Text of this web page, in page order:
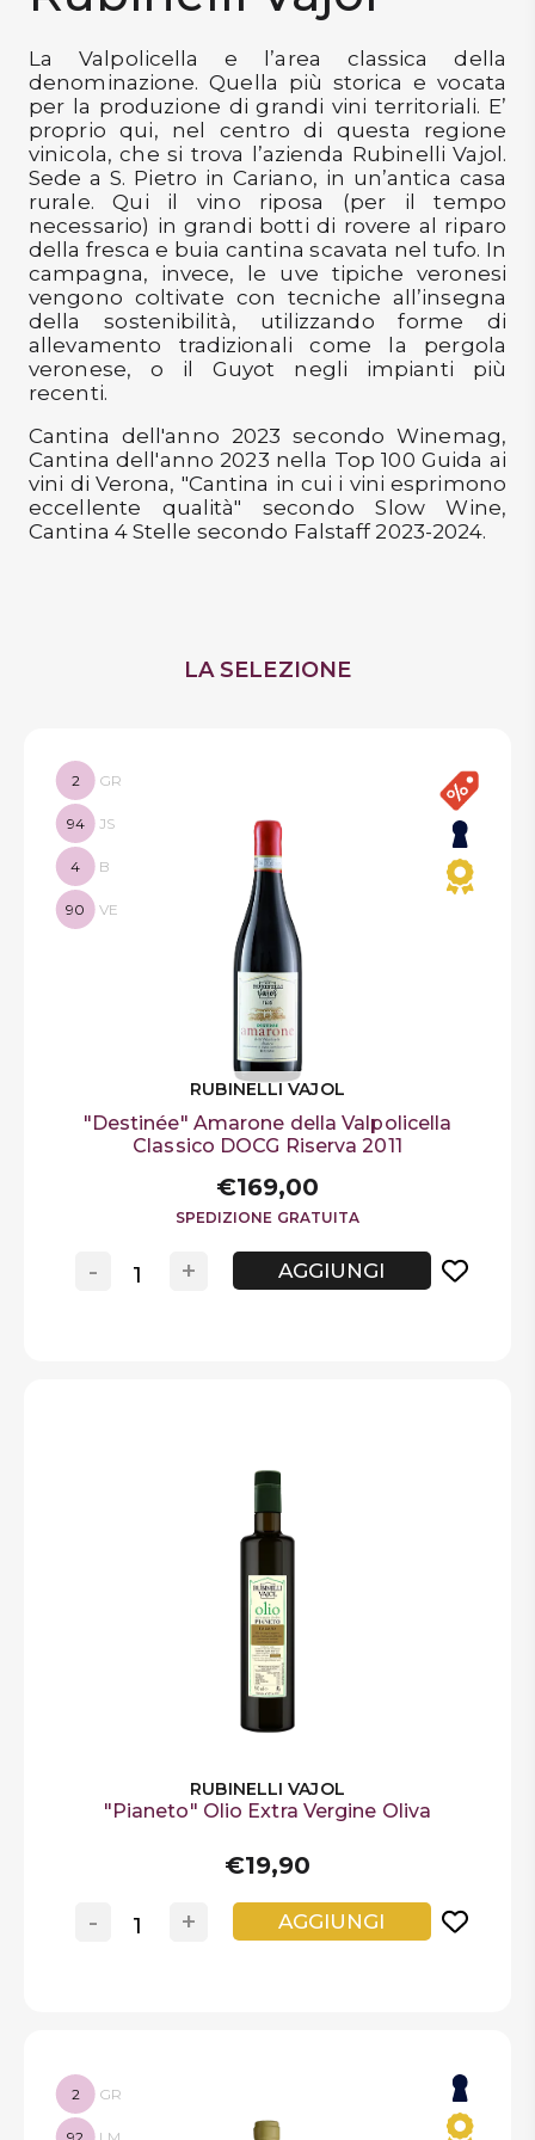
TUTTO A
-30%
Accedi
Gift
Card
Preferiti
La Valpolicella e l’area classica della
denominazione. Quella più storica e vocata
per la produzione di grandi vini territoriali. E’
proprio qui, nel centro di questa regione
vinicola, che si trova l’azienda Rubinelli Vajol.
Sede a S. Pietro in Cariano, in un’antica casa
rurale. Qui il vino riposa (per il tempo
necessario) in grandi botti di rovere al riparo
della fresca e buia cantina scavata nel tufo. In
campagna, invece, le uve tipiche veronesi
vengono coltivate con tecniche all’insegna
della sostenibilità, utilizzando forme di
allevamento tradizionali come la pergola
veronese, o il Guyot negli impianti più
recenti.
Cantina dell'anno 2023 secondo Winemag,
Cantina dell'anno 2023 nella Top 100 Guida ai
vini di Verona, "Cantina in cui i vini esprimono
eccellente qualità" secondo Slow Wine,
Cantina 4 Stelle secondo Falstaff 2023-2024.
LA SELEZIONE
2 GR
94 JS
4 B
90 VE
RUBINELLI VAJOL
"Destinée" Amarone della Valpolicella
Classico DOCG Riserva 2011
€169,00
SPEDIZIONE GRATUITA
+
- AGGIUNGI
RUBINELLI VAJOL
"Pianeto" Olio Extra Vergine Oliva
€19,90
+
- AGGIUNGI
2 GR
Confermo di aver letto l' Informativa Privacy per la Newsletter
VOGLIO LO SCONTO